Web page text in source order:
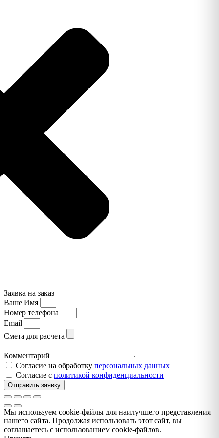
Заявка на заказ
Ваше Имя
Номер телефона
Email
Смета для расчета
Комментарий
Согласие на обработку персональных данных
Согласие с политикой конфиденциальности
Отправить заявку
Мы используем cookie-файлы для наилучшего представления
нашего сайта. Продолжая использовать этот сайт, вы
соглашаетесь с использованием cookie-файлов.